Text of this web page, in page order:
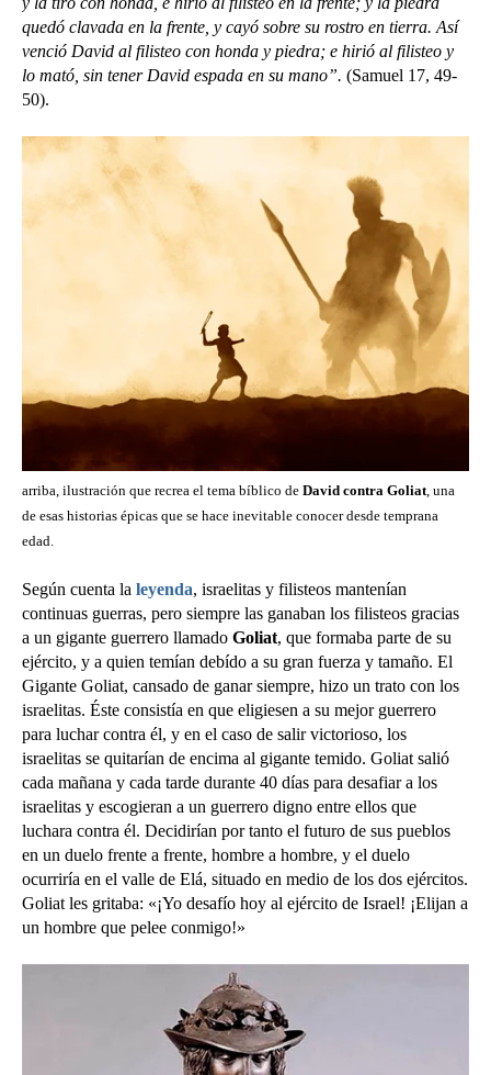
quedó clavada en la frente, y cayó sobre su rostro en tierra. Así
venció David al filisteo con honda y piedra; e hirió al filisteo y
lo mató, sin tener David espada en su mano”. (Samuel 17, 49-
50).
arriba, ilustración que recrea el tema bíblico de David contra Goliat, una
de esas historias épicas que se hace inevitable conocer desde temprana
edad.
Según cuenta la leyenda, israelitas y filisteos mantenían
continuas guerras, pero siempre las ganaban los filisteos gracias
a un gigante guerrero llamado Goliat, que formaba parte de su
ejército, y a quien temían debído a su gran fuerza y tamaño. El
Gigante Goliat, cansado de ganar siempre, hizo un trato con los
israelitas. Éste consistía en que eligiesen a su mejor guerrero
para luchar contra él, y en el caso de salir victorioso, los
israelitas se quitarían de encima al gigante temido. Goliat salió
cada mañana y cada tarde durante 40 días para desafiar a los
israelitas y escogieran a un guerrero digno entre ellos que
luchara contra él. Decidirían por tanto el futuro de sus pueblos
en un duelo frente a frente, hombre a hombre, y el duelo
ocurriría en el valle de Elá, situado en medio de los dos ejércitos.
Goliat les gritaba: «¡Yo desafío hoy al ejército de Israel! ¡Elijan a
un hombre que pelee conmigo!»